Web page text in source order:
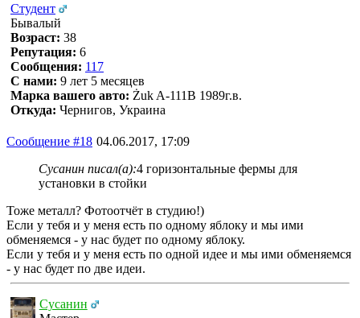
Студент
Бывалый
Возраст: 38
Репутация: 6
Сообщения: 117
С нами: 9 лет 5 месяцев
Марка вашего авто: Żuk A-111В 1989г.в.
Откуда: Чернигов, Украина
Сообщение #18 04.06.2017, 17:09
Сусанин писал(а):4 горизонтальные фермы для
установки в стойки
Тоже металл? Фотоотчёт в студию!)
Если у тебя и у меня есть по одному яблоку и мы ими
обменяемся - у нас будет по одному яблоку.
Если у тебя и у меня есть по одной идее и мы ими обменяемся
- у нас будет по две идеи.
Сусанин